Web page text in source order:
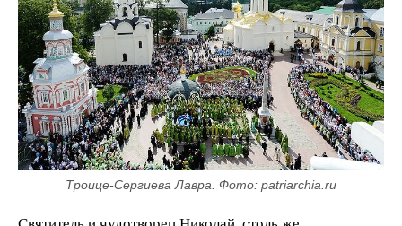
Троице-Сергиева Лавра. Фото: patriarchia.ru